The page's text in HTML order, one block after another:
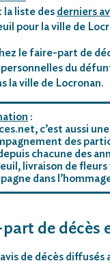
liste des derniers
pour la ville de
le faire-part de
du
la ville de Locronan.
:
c’est aussi
des
chacune des
livraison de
dans
de décès
de décès